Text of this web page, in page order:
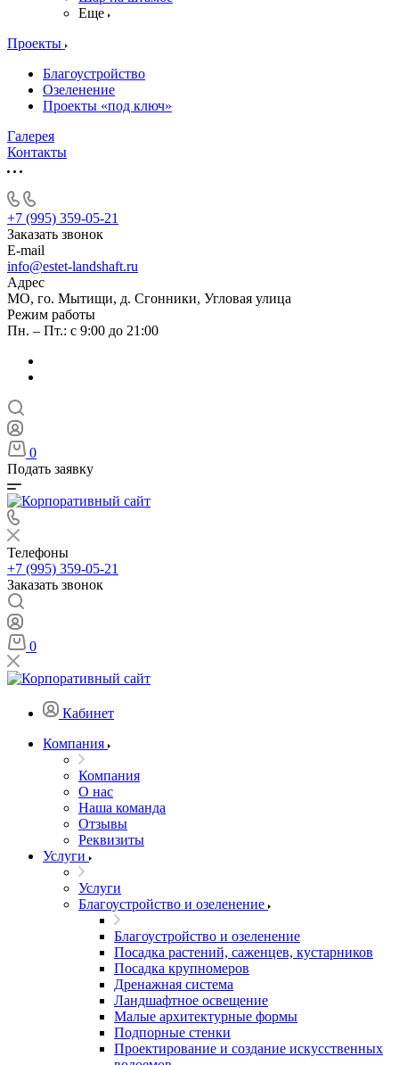
Еще
Проекты
Благоустройство
Озеленение
Проекты «под ключ»
Галерея
Контакты
+7 (995) 359-05-21
Заказать звонок
E-mail
info@estet-landshaft.ru
Адрес
МО, го. Мытищи, д. Сгонники, Угловая улица
Режим работы
Пн. – Пт.: с 9:00 до 21:00
0
Подать заявку
Телефоны
+7 (995) 359-05-21
Заказать звонок
0
Кабинет
Компания
Компания
О нас
Наша команда
Отзывы
Реквизиты
Услуги
Услуги
Благоустройство и озеленение
Благоустройство и озеленение
Посадка растений, саженцев, кустарников
Посадка крупномеров
Дренажная система
Ландшафтное освещение
Малые архитектурные формы
Подпорные стенки
Проектирование и создание искусственных